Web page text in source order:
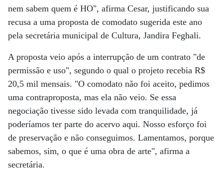
nem sabem quem é HO", afirma Cesar, justificando sua
recusa a uma proposta de comodato sugerida este ano
pela secretária municipal de Cultura, Jandira Feghali.
A proposta veio após a interrupção de um contrato "de
permissão e uso", segundo o qual o projeto recebia R$
20,5 mil mensais. "O comodato não foi aceito, pedimos
uma contraproposta, mas ela não veio. Se essa
negociação tivesse sido levada com tranquilidade, já
poderíamos ter parte do acervo aqui. Nosso esforço foi
de preservação e não conseguimos. Lamentamos, porque
sabemos, sim, o que é uma obra de arte", afirma a
secretária.